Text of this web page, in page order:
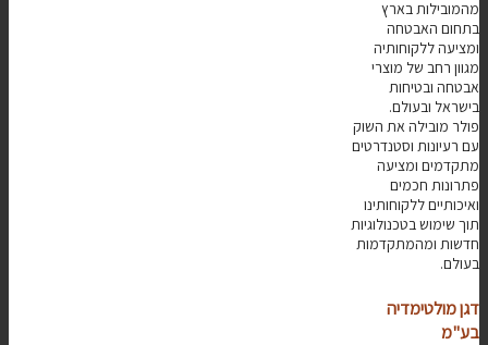
מהמובילות בארץ
בתחום האבטחה
ומציעה ללקוחותיה
מגוון רחב של מוצרי
אבטחה ובטיחות
בישראל ובעולם.
פולר מובילה את השוק
עם רעיונות וסטנדרטים
מתקדמים ומציעה
פתרונות חכמים
ואיכותיים ללקוחותינו
תוך שימוש בטכנולוגיות
חדשות ומהמתקדמות
בעולם.
דגן מולטימדיה
בע"מ